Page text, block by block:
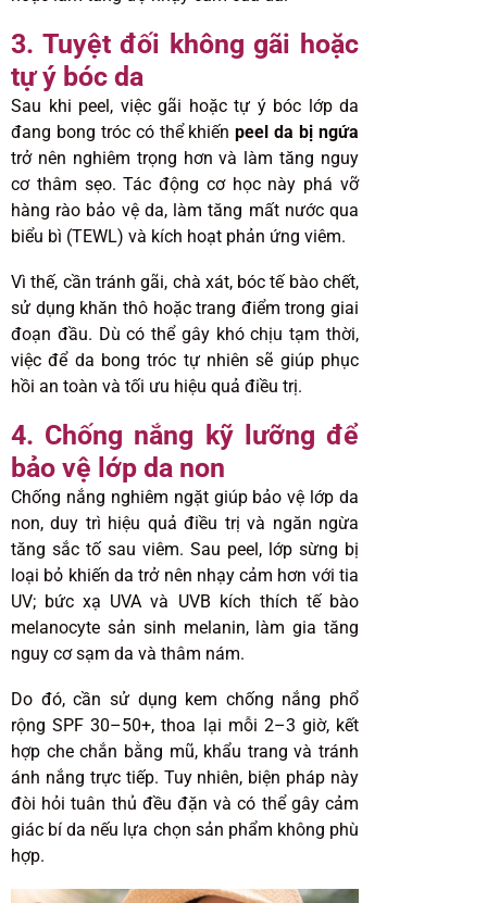
3. Tuyệt đối không gãi hoặc
tự ý bóc da
Sau khi peel, việc gãi hoặc tự ý bóc lớp da
đang bong tróc có thể khiếnpeel da bị ngứa
trở nên nghiêm trọng hơn và làm tăng nguy
cơ thâm sẹo. Tác động cơ học này phá vỡ
hàng rào bảo vệ da, làm tăng mất nước qua
biểu bì (TEWL) và kích hoạt phản ứng viêm.
Vì thế, cần tránh gãi, chà xát, bóc tế bào chết,
sử dụng khăn thô hoặc trang điểm trong giai
đoạn đầu. Dù có thể gây khó chịu tạm thời,
việc để da bong tróc tự nhiên sẽ giúp phục
hồi an toàn và tối ưu hiệu quả điều trị.
4. Chống nắng kỹ lưỡng để
bảo vệ lớp da non
Chống nắng nghiêm ngặt giúp bảo vệ lớp da
non, duy trì hiệu quả điều trị và ngăn ngừa
tăng sắc tố sau viêm. Sau peel, lớp sừng bị
loại bỏ khiến da trở nên nhạy cảm hơn với tia
UV; bức xạ UVA và UVB kích thích tế bào
melanocyte sản sinh melanin, làm gia tăng
nguy cơ sạm da và thâm nám.
Do đó, cần sử dụng kem chống nắng phổ
rộng SPF 30–50+, thoa lại mỗi 2–3 giờ, kết
hợp che chắn bằng mũ, khẩu trang và tránh
ánh nắng trực tiếp. Tuy nhiên, biện pháp này
đòi hỏi tuân thủ đều đặn và có thể gây cảm
giác bí da nếu lựa chọn sản phẩm không phù
hợp.